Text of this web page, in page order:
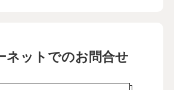
ネットでのお問合せ